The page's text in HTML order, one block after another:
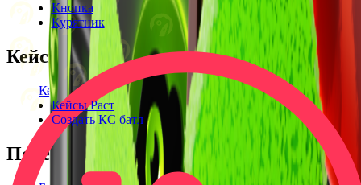
Кнопка
Курятник
Кейсы
Кейсы КС2
Кейсы Раст
Создать КС батл
Полезное